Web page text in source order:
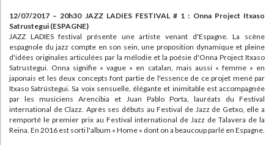
12/07/2017 – 20h30 JAZZ LADIES FESTIVAL # 1 : Onna Project Itxaso
Satrustegui (ESPAGNE)
JAZZ LADIES festival présente une artiste venant d'Espagne. La scène
espagnole du jazz compte en son sein, une proposition dynamique et pleine
d'idées originales articulées par la mélodie et la poésie d'Onna Project Itxaso
Satrustegui. Onna signifie « vague » en catalan, mais aussi « femme » en
japonais et les deux concepts font partie de l'essence de ce projet mené par
Itxaso Satrústegui. Sa voix sensuelle, élégante et inimitable est accompagnée
par les musiciens Arencibia et Juan Pablo Porta, lauréats du Festival
international de Clazz. Après ses débuts au Festival de Jazz de Getxo, elle a
remporté le premier prix au Festival international de Jazz de Talavera de la
Reina. En 2016 est sorti l'album « Home » dont on a beaucoup parlé en Espagne.